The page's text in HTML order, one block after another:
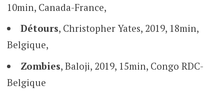
10min, Canada-France,
Détours, Christopher Yates, 2019, 18min,
Belgique,
Zombies, Baloji, 2019, 15min, Congo RDC-
Belgique